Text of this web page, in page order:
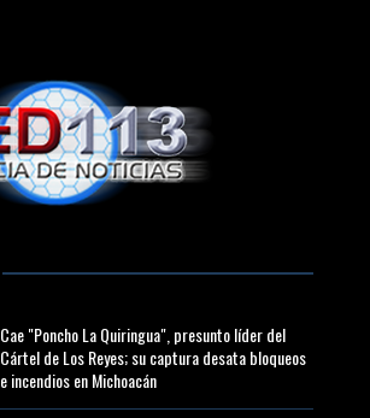
Cae "Poncho La Quiringua", presunto líder del
Cártel de Los Reyes; su captura desata bloqueos
e incendios en Michoacán